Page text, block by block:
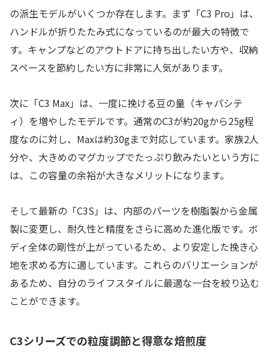
の派生モデルがいくつか存在します。まず「C3 Pro」は、
ハンドルが折りたたみ式になっているのが最大の特徴で
す。キャンプなどのアウトドアに持ち出したい方や、収納
スペースを節約したい方に非常に人気があります。
次に「C3 Max」は、一度に挽ける豆の量（キャパシテ
ィ）を増やしたモデルです。通常のC3が約20gから25g程
度なのに対し、Maxは約30gまで対応しています。家族2人
分や、大きめのマグカップでたっぷり飲みたいという方に
は、この容量の余裕が大きなメリットになります。
そして最新の「C3S」は、内部のパーツを樹脂製から金属
製に変更し、耐久性と精度をさらに高めた進化版です。ボ
ディ全体の剛性が上がっているため、より安定した挽き心
地を求める方に適しています。これらのバリエーションが
あるため、自分のライフスタイルに最適な一台を絞り込む
ことができます。
C3シリーズでの粒度調節と得意な焙煎度